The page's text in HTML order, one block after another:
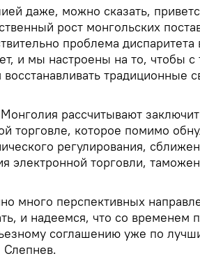
даже, можно сказать,
рост монгольских
проблема диспаритета
и мы настроены на то, чтобы с
традиционные
рассчитывают
торговле, которое помимо
регулирования,
электронной торговли,
много перспективных
и надеемся, что со временем
соглашению уже по
Слепнев.